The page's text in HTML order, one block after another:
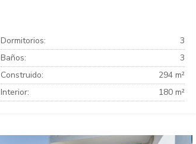
Dormitorios:
3
Baños:
3
Construido:
294 m²
Interior:
180 m²